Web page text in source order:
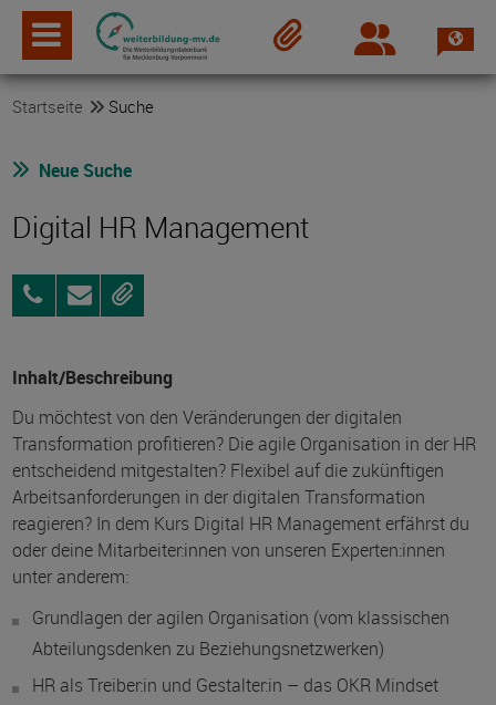
Login
Startseite Suche
Neue Suche
Digital HR Management
03831
4349960
AnfragenMerken
Inhalt/Beschreibung
Du möchtest von den Veränderungen der digitalen
Transformation profitieren? Die agile Organisation in der HR
entscheidend mitgestalten? Flexibel auf die zukünftigen
Arbeitsanforderungen in der digitalen Transformation
reagieren? In dem Kurs Digital HR Management erfährst du
oder deine Mitarbeiter:innen von unseren Experten:innen
unter anderem:
Grundlagen der agilen Organisation (vom klassischen
Abteilungsdenken zu Beziehungsnetzwerken)
HR als Treiber:in und Gestalter:in – das OKR Mindset